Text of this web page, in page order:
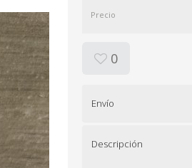
Precio
0
Envío
Descripción